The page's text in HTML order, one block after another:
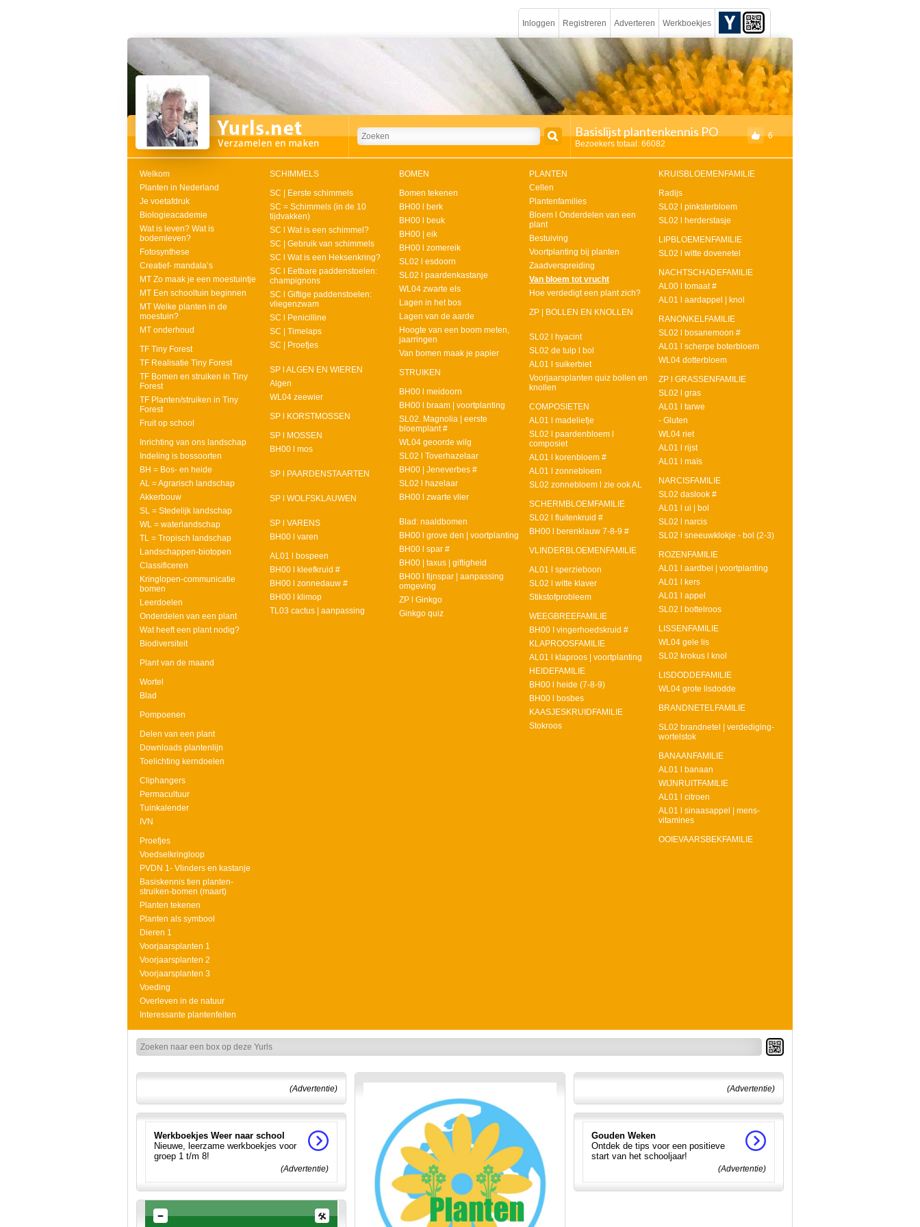
Inloggen Registreren Adverteren Werkboekjes
6
Basislijst plantenkennis PO
Bezoekers totaal: 66082
Welkom
Planten in Nederland
Je voetafdruk
Biologieacademie
Wat is leven? Wat is
bodemleven?
Fotosynthese
Creatief- mandala’s
MT Zo maak je een moestuintje
MT Een schooltuin beginnen
MT Welke planten in de
moestuin?
MT onderhoud
TF Tiny Forest
TF Realisatie Tiny Forest
TF Bomen en struiken in Tiny
Forest
TF Planten/struiken in Tiny
Forest
Fruit op school
Inrichting van ons landschap
Indeling is bossoorten
BH = Bos- en heide
AL = Agrarisch landschap
Akkerbouw
SL = Stedelijk landschap
WL = waterlandschap
TL = Tropisch landschap
Landschappen-biotopen
Classificeren
Kringlopen-communicatie
bomen
Leerdoelen
Onderdelen van een plant
Wat heeft een plant nodig?
Biodiversiteit
Plant van de maand
Wortel
Blad
Pompoenen
Delen van een plant
Downloads plantenlijn
Toelichting kerndoelen
Cliphangers
Permacultuur
Tuinkalender
IVN
Proefjes
Voedselkringloop
PVDN 1- Vlinders en kastanje
Basiskennis tien planten-
struiken-bomen (maart)
Planten tekenen
Planten als symbool
Dieren 1
Voorjaarsplanten 1
Voorjaarsplanten 2
Voorjaarsplanten 3
Voeding
Overleven in de natuur
Interessante plantenfeiten
SCHIMMELS
SC | Eerste schimmels
SC = Schimmels (in de 10
tijdvakken)
SC l Wat is een schimmel?
SC | Gebruik van schimmels
SC l Wat is een Heksenkring?
SC l Eetbare paddenstoelen:
champignons
SC l Giftige paddenstoelen:
vliegenzwam
SC l Penicilline
SC | Timelaps
SC | Proefjes
SP l ALGEN EN WIEREN
Algen
WL04 zeewier
SP l KORSTMOSSEN
SP l MOSSEN
BH00 l mos
SP l PAARDENSTAARTEN
SP l WOLFSKLAUWEN
SP l VARENS
BH00 l varen
AL01 l bospeen
BH00 l kleefkruid #
BH00 l zonnedauw #
BH00 l klimop
TL03 cactus | aanpassing
BOMEN
Bomen tekenen
BH00 l berk
BH00 l beuk
BH00 | eik
BH00 l zomereik
SL02 l esdoorn
SL02 l paardenkastanje
WL04 zwarte els
Lagen in het bos
Lagen van de aarde
Hoogte van een boom meten,
jaarringen
Van bomen maak je papier
STRUIKEN
BH00 l meidoorn
BH00 l braam | voortplanting
SL02. Magnolia | eerste
bloemplant #
WL04 geoorde wilg
SL02 l Toverhazelaar
BH00 | Jeneverbes #
SL02 l hazelaar
BH00 l zwarte vlier
Blad: naaldbomen
BH00 l grove den | voortplanting
BH00 l spar #
BH00 | taxus | giftigheid
BH00 l fijnspar | aanpassing
omgeving
ZP l Ginkgo
Ginkgo quiz
PLANTEN
Cellen
Plantenfamilies
Bloem l Onderdelen van een
plant
Bestuiving
Voortplanting bij planten
Zaadverspreiding
Van bloem tot vrucht
Hoe verdedigt een plant zich?
ZP | BOLLEN EN KNOLLEN
SL02 l hyacint
SL02 de tulp l bol
AL01 l suikerbiet
Voorjaarsplanten quiz bollen en
knollen
COMPOSIETEN
AL01 l madeliefje
SL02 l paardenbloem l
composiet
AL01 l korenbloem #
AL01 l zonnebloem
SL02 zonnebloem l zie ook AL
SCHERMBLOEMFAMILIE
SL02 l fluitenkruid #
BH00 l berenklauw 7-8-9 #
VLINDERBLOEMENFAMILIE
AL01 l sperzieboon
SL02 l witte klaver
Stikstofprobleem
WEEGBREEFAMILIE
BH00 I vingerhoedskruid #
KLAPROOSFAMILIE
AL01 l klaproos | voortplanting
HEIDEFAMILIE
BH00 l heide (7-8-9)
BH00 l bosbes
KAASJESKRUIDFAMILIE
Stokroos
KRUISBLOEMENFAMILIE
Radijs
SL02 l pinksterbloem
SL02 l herderstasje
LIPBLOEMENFAMILIE
SL02 l witte dovenetel
NACHTSCHADEFAMILIE
AL00 l tomaat #
AL01 l aardappel | knol
RANONKELFAMILIE
SL02 l bosanemoon #
AL01 l scherpe boterbloem
WL04 dotterbloem
ZP l GRASSENFAMILIE
SL02 l gras
AL01 l tarwe
- Gluten
WL04 riet
AL01 l rijst
AL01 l maïs
NARCISFAMILIE
SL02 daslook #
AL01 l ui | bol
SL02 l narcis
SL02 l sneeuwklokje - bol (2-3)
ROZENFAMILIE
AL01 l aardbei | voortplanting
AL01 l kers
AL01 l appel
SL02 l bottelroos
LISSENFAMILIE
WL04 gele lis
SL02 krokus l knol
LISDODDEFAMILIE
WL04 grote lisdodde
BRANDNETELFAMILIE
SL02 brandnetel | verdediging-
wortelstok
BANAANFAMILIE
AL01 l banaan
WIJNRUITFAMILIE
AL01 l citroen
AL01 l sinaasappel | mens-
vitamines
OOIEVAARSBEKFAMILIE
(Advertentie)
Werkboekjes Weer naar school
Nieuwe, leerzame werkboekjes voor
groep 1 t/m 8!
(Advertentie)
(Advertentie)
Gouden Weken
Ontdek de tips voor een positieve
start van het schooljaar!
(Advertentie)